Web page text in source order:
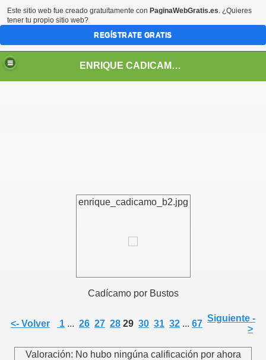
ENRIQUE CADICAMO: VIDA Y OBRA
enrique_cadicamo_b2.jpg
Cadícamo por Bustos
<- Volver 1 ... 26 27 28 29 30 31 32 ... 67
Siguiente -
>
Valoración: No hubo ningúna calificación por ahora
Este sitio web fue creado gratuitamente con PaginaWebGratis.es. ¿Quieres
tener tu propio sitio web?
REGÍSTRATE GRATIS